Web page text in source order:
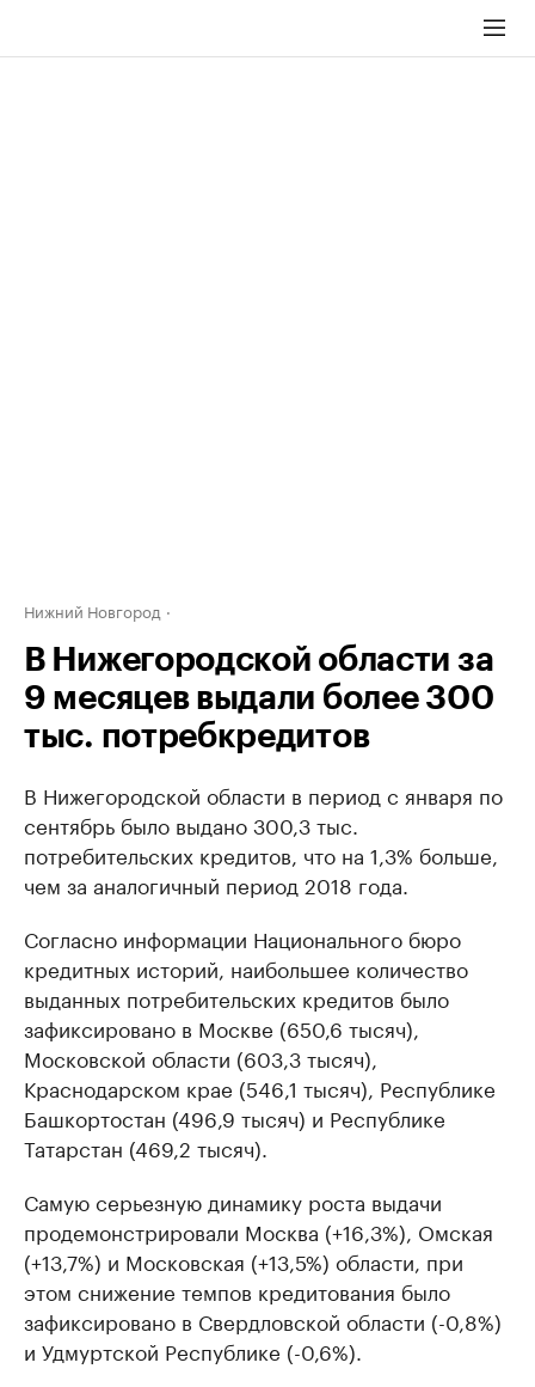
Нижний Новгород
В Нижегородской области за
9 месяцев выдали более 300
тыс. потребкредитов
В Нижегородской области в период с января по
сентябрь было выдано 300,3 тыс.
потребительских кредитов, что на 1,3% больше,
чем за аналогичный период 2018 года.
Согласно информации Национального бюро
кредитных историй, наибольшее количество
выданных потребительских кредитов было
зафиксировано в Москве (650,6 тысяч),
Московской области (603,3 тысяч),
Краснодарском крае (546,1 тысяч), Республике
Башкортостан (496,9 тысяч) и Республике
Татарстан (469,2 тысяч).
Самую серьезную динамику роста выдачи
продемонстрировали Москва (+16,3%), Омская
(+13,7%) и Московская (+13,5%) области, при
этом снижение темпов кредитования было
зафиксировано в Свердловской области (-0,8%)
и Удмуртской Республике (-0,6%).